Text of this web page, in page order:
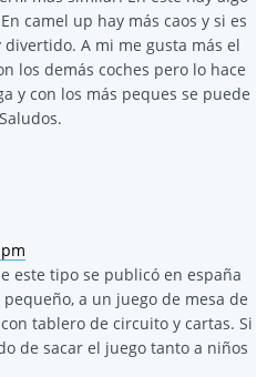
camel up hay más caos y si es
A mi me gusta más el
los demás coches pero lo hace
y con los más peques se puede
este tipo se publicó en españa
a un juego de mesa de
tablero de circuito y cartas. Si
de sacar el juego tanto a niños